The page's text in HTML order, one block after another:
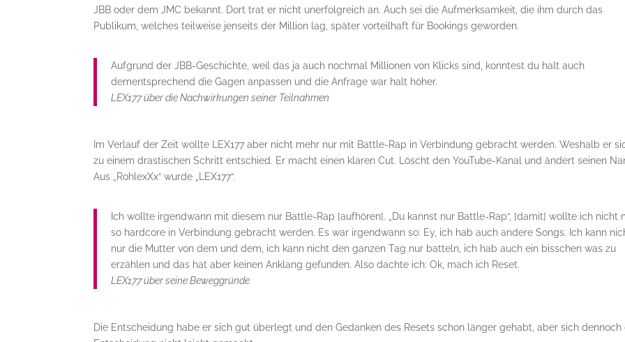
JBB oder dem JMC bekannt. Dort trat er nicht unerfolgreich an. Auch sei die Aufmerksamkeit, die ihm durch das
Publikum, welches teilweise jenseits der Million lag, später vorteilhaft für Bookings geworden.
Aufgrund der JBB-Geschichte, weil das ja auch nochmal Millionen von Klicks sind, konntest du halt auch
dementsprechend die Gagen anpassen und die Anfrage war halt höher.
LEX177 über die Nachwirkungen seiner Teilnahmen
Im Verlauf der Zeit wollte LEX177 aber nicht mehr nur mit Battle-Rap in Verbindung gebracht werden. Weshalb er
zu einem drastischen Schritt entschied. Er macht einen klaren Cut. Löscht den YouTube-Kanal und ändert seinen
Aus „RohlexXx“ wurde „LEX177“.
Ich wollte irgendwann mit diesem nur Battle-Rap [aufhören]. „Du kannst nur Battle-Rap“, [damit] wollte ich nicht
so hardcore in Verbindung gebracht werden. Es war irgendwann so: Ey, ich hab auch andere Songs. Ich kann
nur die Mutter von dem und dem, ich kann nicht den ganzen Tag nur batteln, ich hab auch ein bisschen was zu
erzählen und das hat aber keinen Anklang gefunden. Also dachte ich: Ok, mach ich Reset.
LEX177 über seine Beweggründe
Die Entscheidung habe er sich gut überlegt und den Gedanken des Resets schon länger gehabt, aber sich dennoch